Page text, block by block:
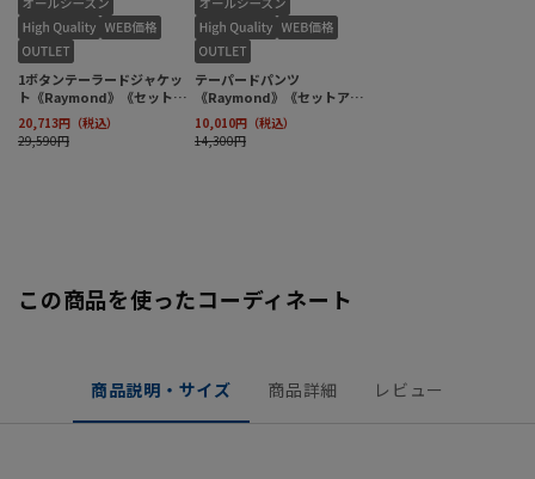
この商品を使ったコーディネート
商品説明・サイズ 商品詳細 レビュー